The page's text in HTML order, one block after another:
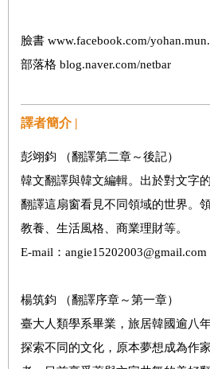
臉書 www.facebook.com/
部落格 blog.naver.com/netbar
譯者簡介 |
彭翊鈞 （翻譯第二章～後記）
韓文翻譯與韓文編輯。出於對文字
翻譯這扇窗看見不同領域的世界。
教養、生活風格、商業理財等。
E-mail：angie15202003@gmail.com
楊筑鈞 （翻譯序章～第一章）
臺大人類學系畢業，旅居韓國逾八
探索不同的文化，原本夢想成為作